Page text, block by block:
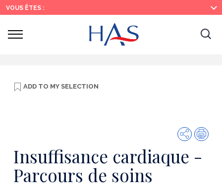
Search
Main
Menu
Main
Content
VOUS ÊTES :
Ouvrir
ADD TO MY SELECTION
Share
Insuffisance cardiaque -
Parcours de soins